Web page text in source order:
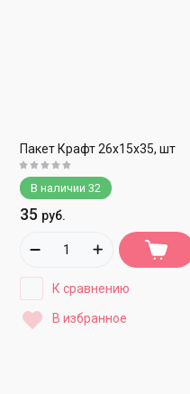
Пакет Крафт 26х15х35, шт
В наличии 32
35 руб.
К сравнению
В избранное